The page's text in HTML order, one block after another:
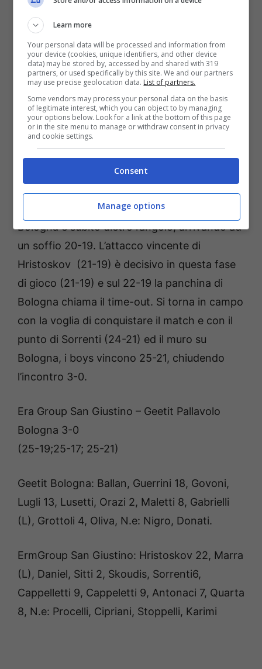
Al rientro in campo si muove ancora bene
San Giustino che sigla il 2-0 con all’ace di
Sitti. Bologna raggiunge i biancoazzurri
grazie all’errore di Cappelletti in pipe (3-3) e
concede poco ai padroni di casa. Si procede
punto a punto fino all’attacco di Quarta (10-
8) e al lungo palleggio tattico di Hristoskov
(11-8). Diversi errori al servizio da ambo le
parti in questo frangente, spezzano il ritmo di
contrattacco di Cappelletti (13-9) ma
Bologna è subito dietro l’angolo, arrivando ad
un soffio 20-19. L’attacco vincente di
Hristoskov (21-19) è decisivo in questa fase
di gioco (21-19) e sul 22-19 la panchina di
Bologna chiama il time-out. Si torna in campo
con la voglia di conquistare il match e con il
punto di Sorrenti (24-21) ed il muro su
Bologna, i boys vincono 25-21, chiudendo
l’incontro 3-0.
Era Group San Giustino – Geetit Pallavolo
Bologna 3-0
(25-19;25-17; 25-21)
Geetit Bologna: Ballan, Guerrini 18, Govoni,
Lugli 13, Lusetti, Orazi 2, Maletti 8, Gabrielli
(L), Grottoli 4, Oliva, N.e: Nigro, Donati.
ErmGroup San Giustino: Hristoskov 22, Marra
(L), Daniel, Sitti 2, Skoudis, Sorrenti6,
Cappelletti 9, Cappeletti 9, Antonaci 7, Quarta
8, N.e: Procelli, Cipriani, Stoppelli, Karimi
Learn more
Your personal data will be processed and information from
your device (cookies, unique identifiers, and other device
data) may be stored by, accessed by and shared with 319
partners, or used specifically by this site. We and our partners
may use precise geolocation data. List of partners.
Some vendors may process your personal data on the basis
of legitimate interest, which you can object to by managing
your options below. Look for a link at the bottom of this page
or in the site menu to manage or withdraw consent in privacy
and cookie settings.
Consent
Manage options